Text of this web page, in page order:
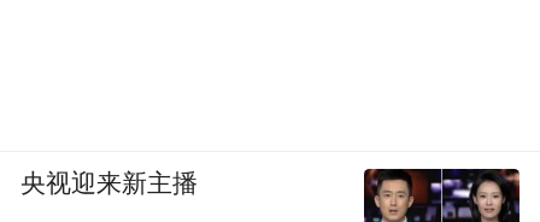
央视迎来新主播